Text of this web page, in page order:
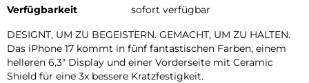
Verfügbarkeit
sofort verfügbar
DESIGNT, UM ZU BEGEISTERN. GEMACHT, UM ZU HALTEN.
Das iPhone 17 kommt in fünf fantastischen Farben, einem
helleren 6,3″ Display und einer Vorderseite mit Ceramic
Shield für eine 3x bessere Kratzfestigkeit.